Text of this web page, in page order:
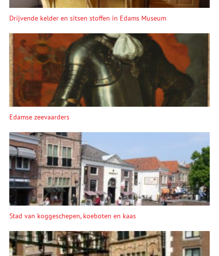
Drijvende kelder en sitsen stoffen in Edams Museum
Edamse zeevaarders
Stad van koggeschepen, koeboten en kaas